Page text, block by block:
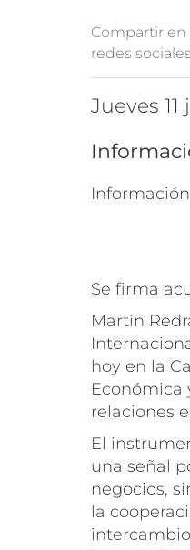
Compartir en
redes
jueves
Se firma
Martín
hoy en la
Económica
relaciones
El
una señal
negocios,
la